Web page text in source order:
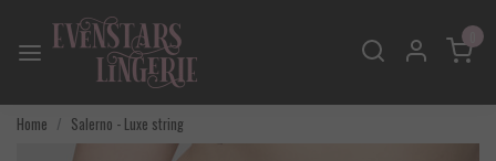
Home Salerno - Luxe string